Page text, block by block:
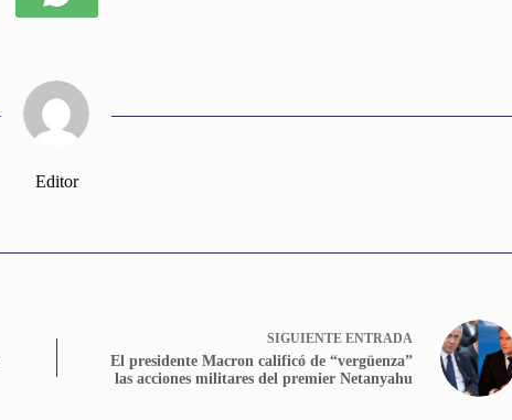
Editor
SIGUIENTE ENTRADA
El presidente Macron calificó de “vergüenza”
las acciones militares del premier Netanyahu